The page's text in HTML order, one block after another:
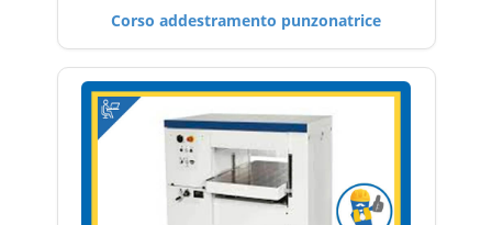
Corso addestramento punzonatrice